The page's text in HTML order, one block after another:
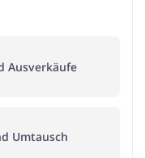
Ausverkäufe
Umtausch